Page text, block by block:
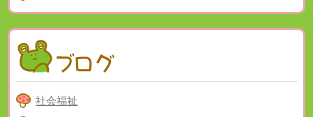
社会福祉